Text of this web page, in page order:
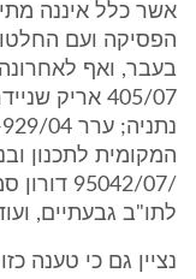
אשר כלל איננה
הפסיקה ועם
בעבר, ואף
405/07 אריק
המקומית לתכנון
/95042/
לתו"ב גבעתיים,
נציין גם כי טענה